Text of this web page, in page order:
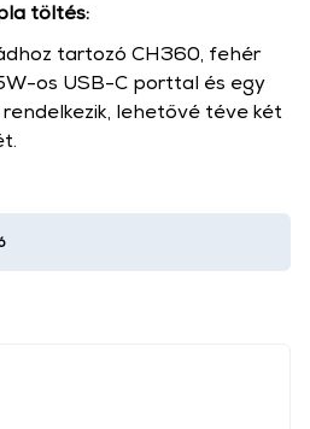
töltés:
tartozó CH360, fehér
os USB-C porttal és egy
lehetővé téve két